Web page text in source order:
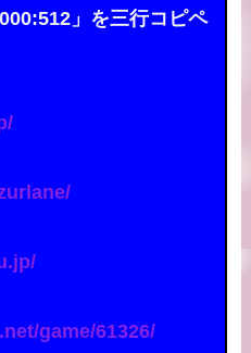
」を三行コピペ
game/61326/